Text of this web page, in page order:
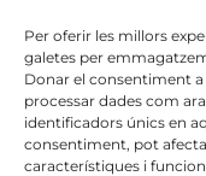
Per oferir les millors
galetes per
Donar el consentiment
processar dades com
identificadors únics en
consentiment, pot
característiques i
Ctra. de Jesús a
43590 Jesús-
T674 315 711